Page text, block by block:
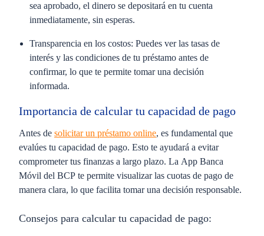
sea aprobado, el dinero se depositará en tu cuenta
inmediatamente, sin esperas.
Transparencia en los costos: Puedes ver las tasas de
interés y las condiciones de tu préstamo antes de
confirmar, lo que te permite tomar una decisión
informada.
Importancia de calcular tu capacidad de pago
Antes de solicitar un préstamo online, es fundamental que
evalúes tu capacidad de pago. Esto te ayudará a evitar
comprometer tus finanzas a largo plazo. La App Banca
Móvil del BCP te permite visualizar las cuotas de pago de
manera clara, lo que facilita tomar una decisión responsable.
Consejos para calcular tu capacidad de pago: